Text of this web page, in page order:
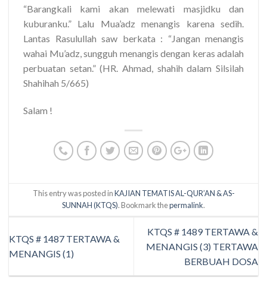
“Barangkali kami akan melewati masjidku dan
kuburanku.” Lalu Mua’adz menangis karena sedih.
Lantas Rasulullah saw berkata : “Jangan menangis
wahai Mu’adz, sungguh menangis dengan keras adalah
perbuatan setan.” (HR. Ahmad, shahih dalam Silsilah
Shahihah 5/665)
Salam !
This entry was posted inKAJIAN TEMATIS AL-QUR’AN & AS-
SUNNAH (KTQS). Bookmark thepermalink.
KTQS # 1487 TERTAWA &
MENANGIS (1)
KTQS # 1489 TERTAWA &
MENANGIS (3) TERTAWA
BERBUAH DOSA